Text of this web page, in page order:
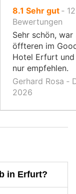
8.1 von
10,
Sehr gut ‐
Bewertungen
Sehr schön,
öffteren im
Hotel Erfurt und
nur empfehlen.
Gerhard Rosa ‐
2026
in Erfurt?